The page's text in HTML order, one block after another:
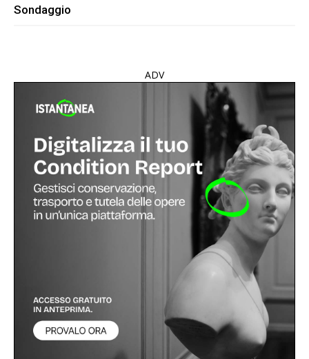
Sondaggio
ADV